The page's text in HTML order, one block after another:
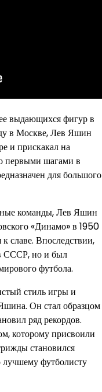
выдающихся фигур в
в Москве, Лев Яшин
и прискакал на
первыми шагами в
для большого
команды, Лев Яшин
«Динамо» в 1950
славе. Впоследствии,
СССР, но и был
футбола.
стиль игры и
Он стал образцом
ряд рекордов.
которому присвоили
становился
лучшему футболисту